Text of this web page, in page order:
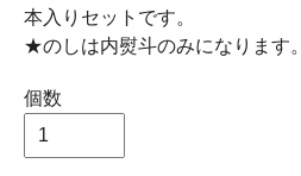
本入りセットです。
★のしは内熨斗のみになります。
個数